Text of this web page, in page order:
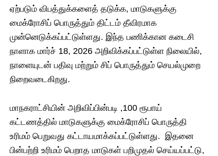
ஏற்படும் விபத்துக்களைத் தடுக்க, மாடுகளுக்கு
மைக்ரோசிப் பொருத்தும் திட்டம் தீவிரமாக
முன்னெடுக்கப்பட்டுள்ளது. இந்த பணிக்கான கடைசி
நாளாக மார்ச் 18, 2026 அறிவிக்கப்பட்டுள்ள நிலையில்,
நாளையுடன் பதிவு மற்றும் சிப் பொருத்தும் செயல்முறை
நிறைவடைகிறது.
மாநகராட்சியின் அறிவிப்பின்படி ,100 ரூபாய்
கட்டணத்தில் மாடுகளுக்கு மைக்ரோசிப் பொருத்தி
உரிமம் பெறுவது கட்டாயமாக்கப்பட்டுள்ளது. இதனை
பின்பற்றி உரிமம் பெறாத மாடுகள் பறிமுதல் செய்யப்பட்டு,